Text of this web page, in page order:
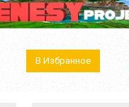
В Избранное